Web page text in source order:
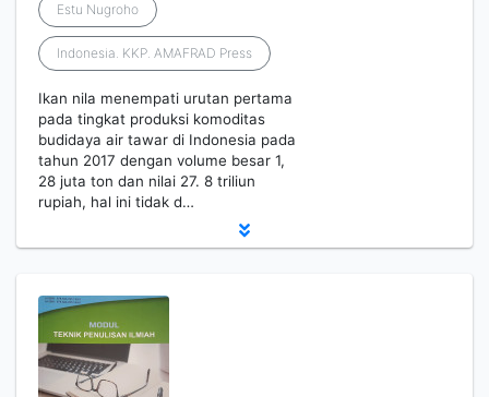
Estu Nugroho
Indonesia. KKP. AMAFRAD Press
Ikan nila menempati urutan pertama
pada tingkat produksi komoditas
budidaya air tawar di Indonesia pada
tahun 2017 dengan volume besar 1,
28 juta ton dan nilai 27. 8 triliun
rupiah, hal ini tidak d…